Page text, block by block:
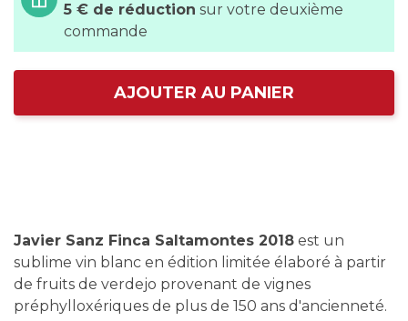
5 € de réduction sur votre deuxième
commande
AJOUTER AU PANIER
Javier Sanz Finca Saltamontes 2018 est un
sublime vin blanc en édition limitée élaboré à partir
de fruits de verdejo provenant de vignes
préphylloxériques de plus de 150 ans d'ancienneté.